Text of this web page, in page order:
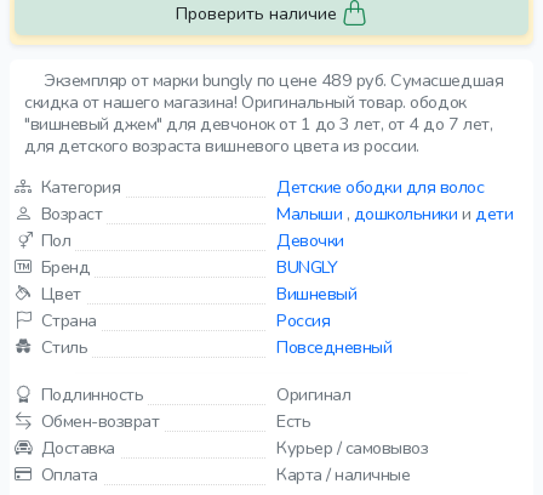
Экземпляр от марки bungly по цене 489 руб. Сумасшедшая
скидка от нашего магазина! Оригинальный товар. ободок
"вишневый джем" для девчонок от 1 до 3 лет, от 4 до 7 лет,
для детского возраста вишневого цвета из россии.
Категория
Детские ободки для волос
Возраст
Малыши , дошкольники и дети
Пол
Девочки
Бренд
BUNGLY
Цвет
Вишневый
Страна
Россия
Стиль
Повседневный
Подлинность
Оригинал
Обмен-возврат
Есть
Доставка
Курьер / самовывоз
Оплата
Карта / наличные
Проверить наличие